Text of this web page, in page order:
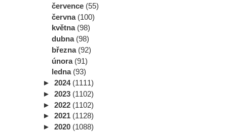
července (55)
června (100)
května (98)
dubna (98)
března (92)
února (91)
ledna (93)
► 2024 (1111)
► 2023 (1102)
► 2022 (1102)
► 2021 (1128)
► 2020 (1088)